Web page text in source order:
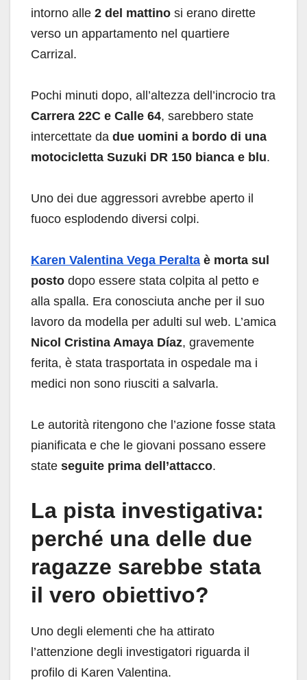
intorno alle 2 del mattino si erano dirette
verso un appartamento nel quartiere
Carrizal.
Pochi minuti dopo, all’altezza dell’incrocio tra
Carrera 22C e Calle 64, sarebbero state
intercettate da due uomini a bordo di una
motocicletta Suzuki DR 150 bianca e blu.
Uno dei due aggressori avrebbe aperto il
fuoco esplodendo diversi colpi.
Karen Valentina Vega Peralta è morta sul
posto dopo essere stata colpita al petto e
alla spalla. Era conosciuta anche per il suo
lavoro da modella per adulti sul web. L’amica
Nicol Cristina Amaya Díaz, gravemente
ferita, è stata trasportata in ospedale ma i
medici non sono riusciti a salvarla.
Le autorità ritengono che l’azione fosse stata
pianificata e che le giovani possano essere
state seguite prima dell’attacco.
La pista investigativa:
perché una delle due
ragazze sarebbe stata
il vero obiettivo?
Uno degli elementi che ha attirato
l’attenzione degli investigatori riguarda il
profilo di Karen Valentina.